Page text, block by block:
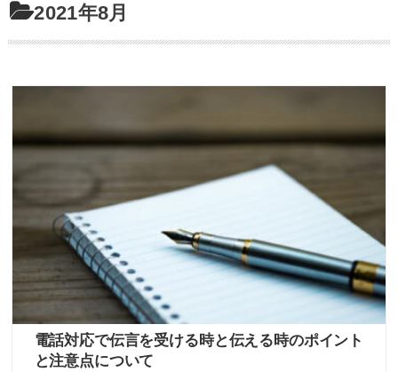
2021年8月
電話対応で伝言を受ける時と伝える時のポイント
と注意点について